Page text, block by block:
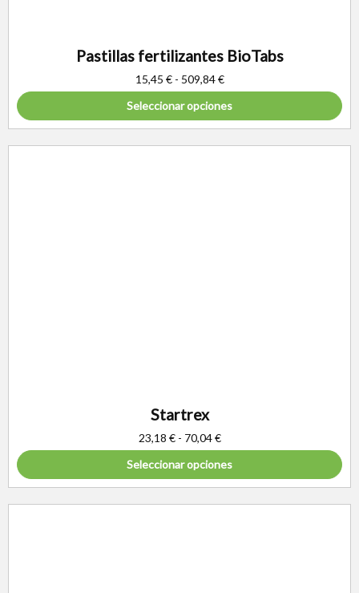
Pastillas fertilizantes BioTabs
15,45 € - 509,84€
Seleccionar opciones
Startrex
23,18 € - 70,04€
Seleccionar opciones